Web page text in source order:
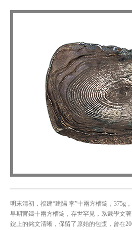
明末清初，福建“建陽 李”十兩方槽錠，375g
早期官鑄十兩方槽錠，存世罕見，系戴學文
錠上的銘文清晰，保留了原始的包漿，曾在